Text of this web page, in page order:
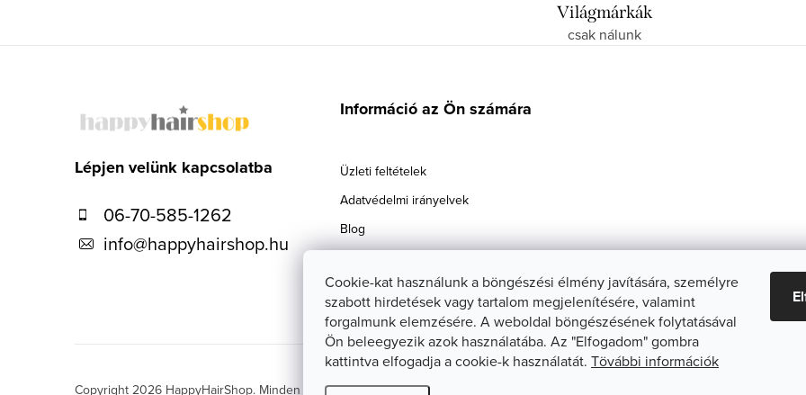
Cookie-kat használunk a böngészési élmény javítására, személyre
szabott hirdetések vagy tartalom megjelenítésére, valamint
forgalmunk elemzésére. A weboldal böngészésének folytatásával
Ön beleegyezik azok használatába. Az "Elfogadom" gombra
kattintva elfogadja a cookie-k használatát. Tövábbi információk
Világmárkák
csak nálunk
Lépjen velünk kapcsolatba
06-70-585-1262
info@happyhairshop.hu
Információ az Ön számára
Üzleti feltételek
Adatvédelmi irányelvek
Blog
Kapcsolat
Copyright 2026 HappyHairShop. Minden jog fenntartva.Süti beállítások szerkesztése